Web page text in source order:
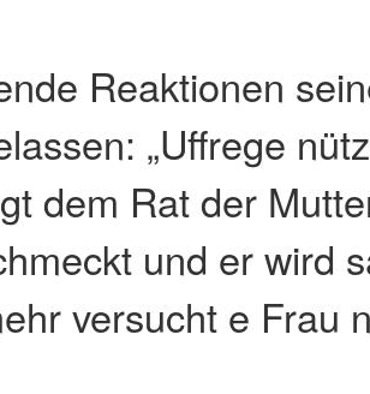
Reaktionen
„Uffrege
dem Rat der
und er wird
versucht e Frau